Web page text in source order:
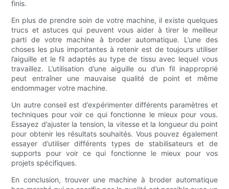
finis.
En plus de prendre soin de votre machine, il existe quelques
trucs et astuces qui peuvent vous aider à tirer le meilleur
parti de votre machine à broder automatique. L’une des
choses les plus importantes à retenir est de toujours utiliser
l’aiguille et le fil adaptés au type de tissu avec lequel vous
travaillez. L’utilisation d’une aiguille ou d’un fil inapproprié
peut entraîner une mauvaise qualité de point et même
endommager votre machine.
Un autre conseil est d’expérimenter différents paramètres et
techniques pour voir ce qui fonctionne le mieux pour vous.
Essayez d’ajuster la tension, la vitesse et la longueur du point
pour obtenir les résultats souhaités. Vous pouvez également
essayer d’utiliser différents types de stabilisateurs et de
supports pour voir ce qui fonctionne le mieux pour vos
projets spécifiques.
En conclusion, trouver une machine à broder automatique